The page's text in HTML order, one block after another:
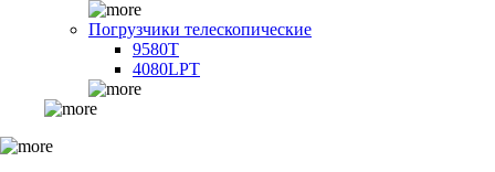
Погрузчики телескопические
9580T
4080LPT